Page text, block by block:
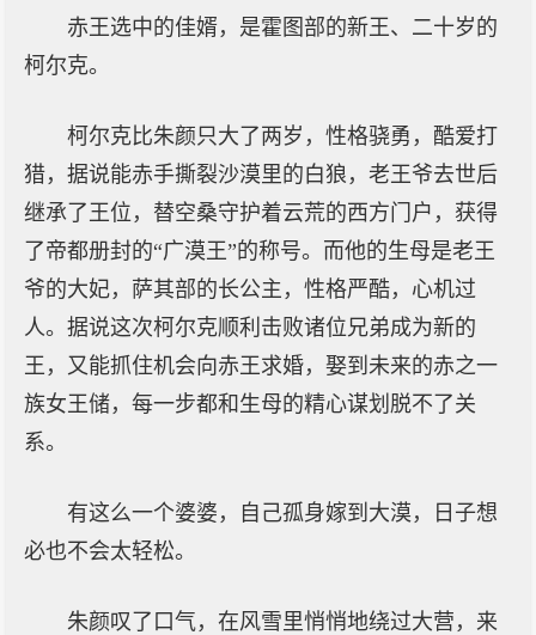
赤王选中的佳婿，是霍图部的新王、二十岁的
柯尔克。
柯尔克比朱颜只大了两岁，性格骁勇，酷爱打
猎，据说能赤手撕裂沙漠里的白狼，老王爷去世后
继承了王位，替空桑守护着云荒的西方门户，获得
了帝都册封的“广漠王”的称号。而他的生母是老王
爷的大妃，萨其部的长公主，性格严酷，心机过
人。据说这次柯尔克顺利击败诸位兄弟成为新的
王，又能抓住机会向赤王求婚，娶到未来的赤之一
族女王储，每一步都和生母的精心谋划脱不了关
系。
有这么一个婆婆，自己孤身嫁到大漠，日子想
必也不会太轻松。
朱颜叹了口气，在风雪里悄悄地绕过大营，来